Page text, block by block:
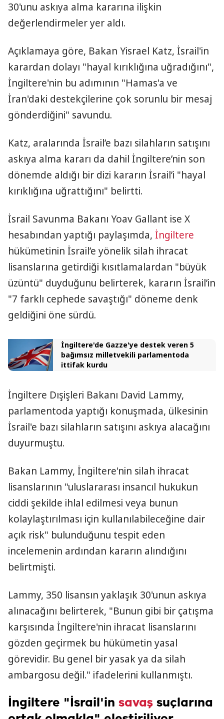
30'unu askıya alma kararına ilişkin
değerlendirmeler yer aldı.
Açıklamaya göre, Bakan Yisrael Katz, İsrail'in
karardan dolayı "hayal kırıklığına uğradığını",
İngiltere'nin bu adımının "Hamas'a ve
İran'daki destekçilerine çok sorunlu bir mesaj
gönderdiğini" savundu.
Katz, aralarında İsrail’e bazı silahların satışını
askıya alma kararı da dahil İngiltere’nin son
dönemde aldığı bir dizi kararın İsrail’i "hayal
kırıklığına uğrattığını" belirtti.
İsrail Savunma Bakanı Yoav Gallant ise X
hesabından yaptığı paylaşımda, İngiltere
hükümetinin İsrail’e yönelik silah ihracat
lisanslarına getirdiği kısıtlamalardan "büyük
üzüntü" duyduğunu belirterek, kararın İsrail’in
"7 farklı cephede savaştığı" döneme denk
geldiğini öne sürdü.
İngiltere'de Gazze'ye destek veren 5
bağımsız milletvekili parlamentoda
ittifak kurdu
İngiltere Dışişleri Bakanı David Lammy,
parlamentoda yaptığı konuşmada, ülkesinin
İsrail'e bazı silahların satışını askıya alacağını
duyurmuştu.
Bakan Lammy, İngiltere'nin silah ihracat
lisanslarının "uluslararası insancıl hukukun
ciddi şekilde ihlal edilmesi veya bunun
kolaylaştırılması için kullanılabileceğine dair
açık risk" bulunduğunu tespit eden
incelemenin ardından kararın alındığını
belirtmişti.
Lammy, 350 lisansın yaklaşık 30'unun askıya
alınacağını belirterek, "Bunun gibi bir çatışma
karşısında İngiltere'nin ihracat lisanslarını
gözden geçirmek bu hükümetin yasal
görevidir. Bu genel bir yasak ya da silah
ambargosu değil." ifadelerini kullanmıştı.
İngiltere "İsrail'in savaş suçlarına